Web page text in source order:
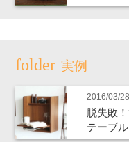
実例
2016/03/28
脱失敗
テーブル